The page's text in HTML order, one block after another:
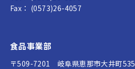
Fax： (0573)26-4057
食品事業部
〒509-7201 岐阜県恵那市大井町535